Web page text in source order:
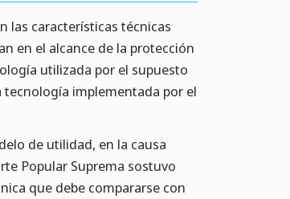
las características técnicas
en el alcance de la protección
utilizada por el supuesto
tecnología implementada por el
de utilidad, en la causa
Popular Suprema sostuvo
que debe compararse con